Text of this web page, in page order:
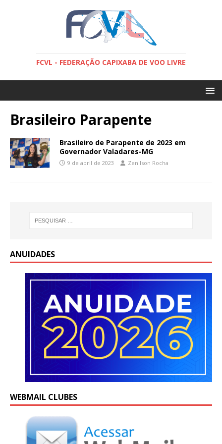
FCVL - FEDERAÇÃO CAPIXABA DE VOO LIVRE
Brasileiro Parapente
Brasileiro de Parapente de 2023 em
Governador Valadares-MG
9 de abril de 2023 Zenilson Rocha
ANUIDADES
WEBMAIL CLUBES